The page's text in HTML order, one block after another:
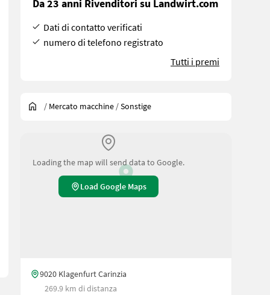
auch Maschinen, die sich noch beim Vorbesitzer
Da 23 anni Rivenditori su Landwirt.com
Dati di contatto verificati
numero di telefono registrato
Tutti i premi
/ Mercato macchine /Sonstige
Loading the map will send data to Google.
Load Google Maps
9020 Klagenfurt Carinzia
269.9 km di distanza